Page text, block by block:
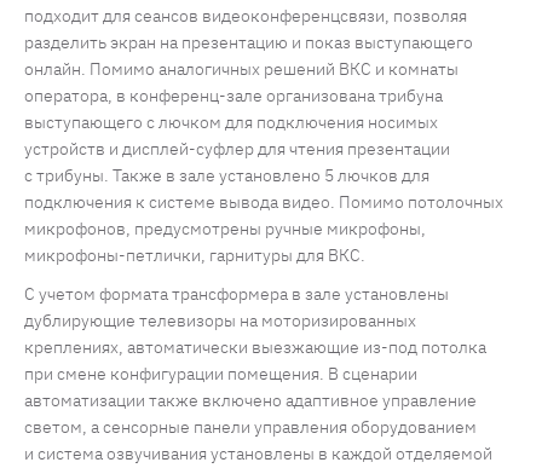
подходит для сеансов видеоконференцсвязи, позволяя
разделить экран на презентацию и показ выступающего
онлайн. Помимо аналогичных решений ВКС и комнаты
оператора, в конференц-зале организована трибуна
выступающего с лючком для подключения носимых
устройств и дисплей-суфлер для чтения презентации
с трибуны. Также в зале установлено 5 лючков для
подключения к системе вывода видео. Помимо потолочных
микрофонов, предусмотрены ручные микрофоны,
микрофоны-петлички, гарнитуры для ВКС.
С учетом формата трансформера в зале установлены
дублирующие телевизоры на моторизированных
креплениях, автоматически выезжающие из-под потолка
при смене конфигурации помещения. В сценарии
автоматизации также включено адаптивное управление
светом, а сенсорные панели управления оборудованием
и система озвучивания установлены в каждой отделяемой